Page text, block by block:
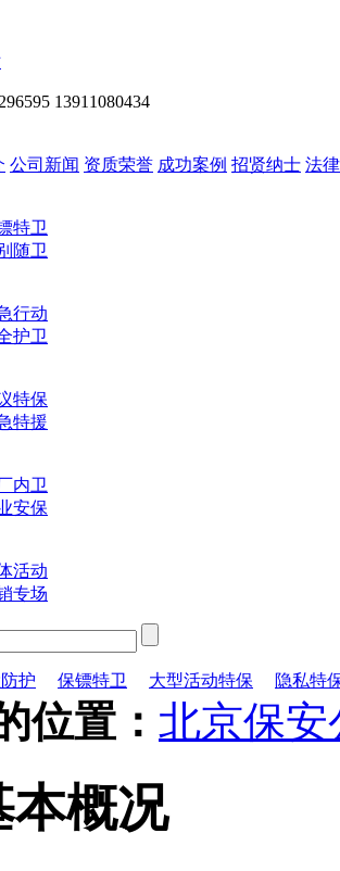
13911080434
公司新闻 资质荣誉 成功案例 招贤纳士 法
特卫
随卫
行动
护卫
特保
特援
内卫
安保
活动
专场
护 保镖特卫 大型活动特保 隐私特
位置： 北京保安
本概况